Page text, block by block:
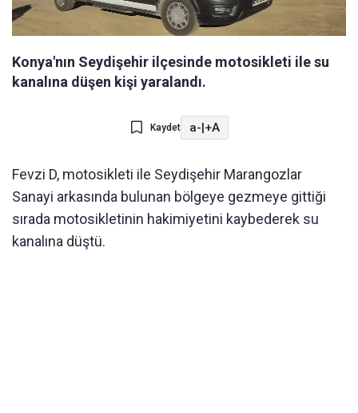
Konya'nın Seydişehir ilçesinde motosikleti ile su
kanalına düşen kişi yaralandı.
Kaydet a-|+A
Fevzi D, motosikleti ile Seydişehir Marangozlar
Sanayi arkasında bulunan bölgeye gezmeye gittiği
sırada motosikletinin hakimiyetini kaybederek su
kanalına düştü.